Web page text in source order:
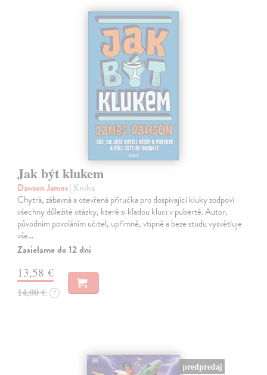
Jak být klukem
Dawson James| Kniha
Chytrá, zábavná a otevřená příručka pro dospívající kluky zodpoví
všechny důležité otázky, které si kladou kluci v pubertě. Autor,
původním povoláním učitel, upřímně, vtipně a beze studu vysvětluje
vše…
Zasielame do 12 dní
13,58 €
14,00 € ?
predpredaj